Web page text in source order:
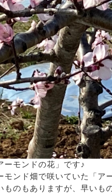
ーモンドの花」です♪
ンド畑で咲いていた「ア
ものもありますが、早い